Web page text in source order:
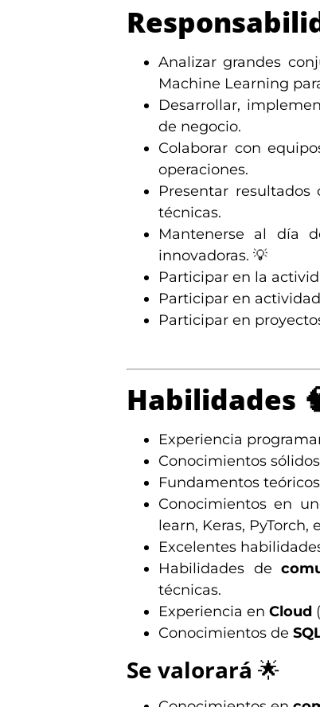
Analizar grandes
Machine Learning
Desarrollar,
de negocio.
Colaborar con
operaciones.
Presentar
técnicas.
Mantenerse al día
innovadoras. 💡
Participar en la
Participar en
Participar en
Habilidades
Experiencia
Conocimientos
Fundamentos
Conocimientos en
learn, Keras, PyTorch,
Excelentes
Habilidades de
técnicas.
Experiencia en Cloud
Conocimientos de
Se valorará 🌟